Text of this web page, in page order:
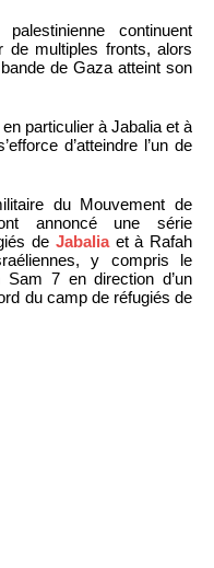
continuent
de multiples fronts, alors
de Gaza atteint son
particulier à Jabalia et à
d’atteindre l’un de
du Mouvement de
annoncé une série
de Jabaliaet à Rafah
y compris le
Sam 7 en direction d’un
du camp de réfugiés de